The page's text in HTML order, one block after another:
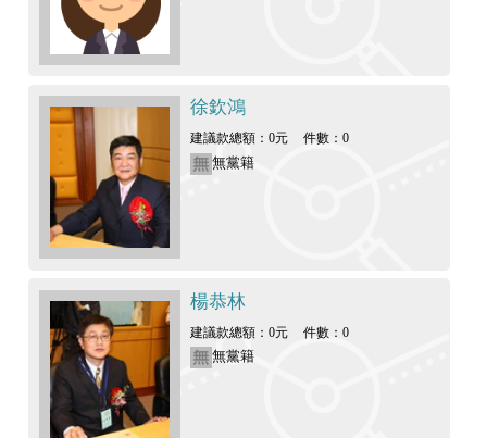
徐欽鴻
建議款總額：0元 件數：0
無黨籍
楊恭林
建議款總額：0元 件數：0
無黨籍